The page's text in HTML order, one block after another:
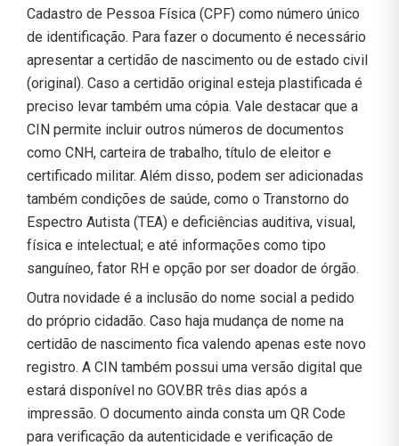
Cadastro de Pessoa Física (CPF) como número único
de identificação. Para fazer o documento é necessário
apresentar a certidão de nascimento ou de estado civil
(original). Caso a certidão original esteja plastificada é
preciso levar também uma cópia. Vale destacar que a
CIN permite incluir outros números de documentos
como CNH, carteira de trabalho, título de eleitor e
certificado militar. Além disso, podem ser adicionadas
também condições de saúde, como o Transtorno do
Espectro Autista (TEA) e deficiências auditiva, visual,
física e intelectual; e até informações como tipo
sanguíneo, fator RH e opção por ser doador de órgão.
Outra novidade é a inclusão do nome social a pedido
do próprio cidadão. Caso haja mudança de nome na
certidão de nascimento fica valendo apenas este novo
registro. A CIN também possui uma versão digital que
estará disponível no GOV.BR três dias após a
impressão. O documento ainda consta um QR Code
para verificação da autenticidade e verificação de